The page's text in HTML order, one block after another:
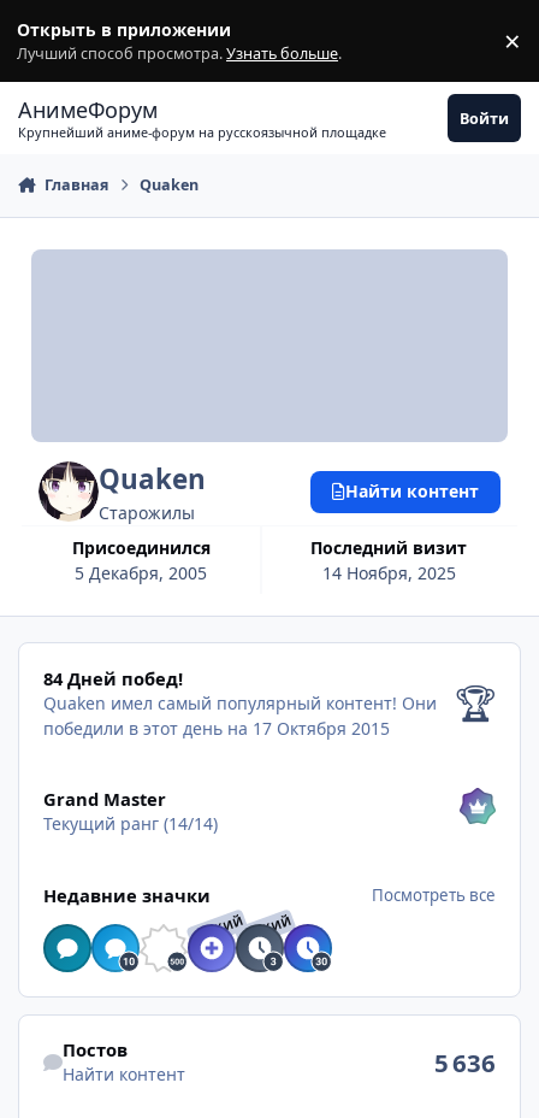
Открыть в приложении
Лучший способ просмотра.Узнать больше. ×
АнимеФорум
Крупнейший аниме-форум на русскоязычной площадке
Войти
Главная Quaken
Quaken
Старожилы
Присоединился
5 Декабря, 2005
Последний визит
14 Ноября, 2025
Найти контент
84 Дней побед!
84 Дней побед!
Quaken имел самый популярный контент! Они
победили в этот день на 17 Октября 2015
🏆
Grand Master
Текущий ранг (14/14)
Недавние значки Посмотреть все
РЕДКИЙРЕДКИЙ
Найти контент
Постов
Найти контент 5 636